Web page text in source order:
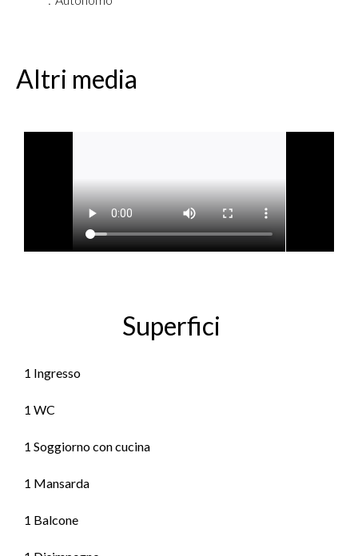
Altri media
Superfici
1 Ingresso
1 WC
1 Soggiorno con cucina
1 Mansarda
1 Balcone